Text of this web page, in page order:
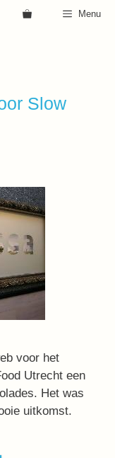
Menu
Slow
voor het
Utrecht een
Het was
uitkomst.